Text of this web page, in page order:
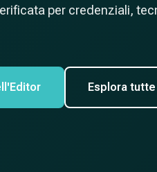
per credenziali,
Esplora